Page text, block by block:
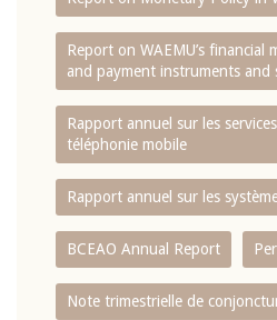
Report on WAEMU’s financial
and payment instruments and
Rapport annuel sur les
téléphonie mobile
Rapport annuel sur les
BCEAO Annual Report
Note trimestrielle de